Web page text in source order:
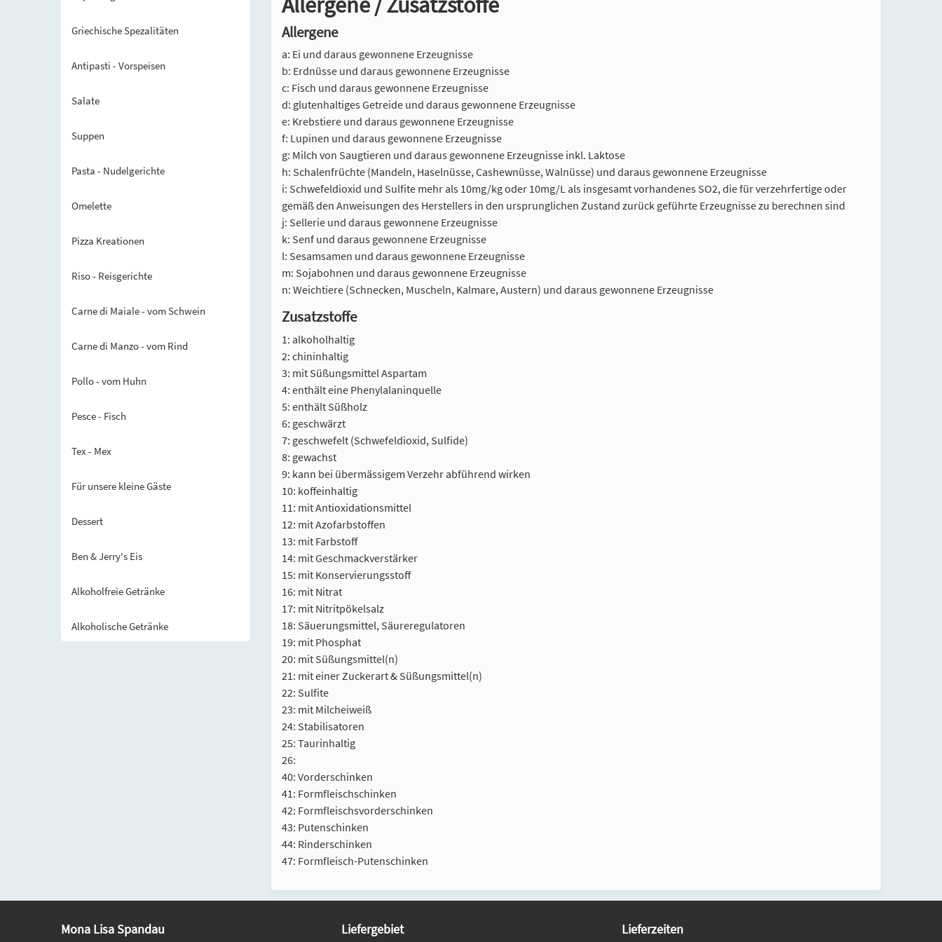
Griechische Spezalitäten
Antipasti - Vorspeisen
Salate
Suppen
Pasta - Nudelgerichte
Omelette
Pizza Kreationen
Riso - Reisgerichte
Carne di Maiale - vom Schwein
Carne di Manzo - vom Rind
Pollo - vom Huhn
Pesce - Fisch
Tex - Mex
Für unsere kleine Gäste
Dessert
Ben & Jerry's Eis
Alkoholfreie Getränke
Alkoholische Getränke
Allergene
a: Ei und daraus gewonnene Erzeugnisse
b: Erdnüsse und daraus gewonnene Erzeugnisse
c: Fisch und daraus gewonnene Erzeugnisse
d: glutenhaltiges Getreide und daraus gewonnene Erzeugnisse
e: Krebstiere und daraus gewonnene Erzeugnisse
f: Lupinen und daraus gewonnene Erzeugnisse
g: Milch von Saugtieren und daraus gewonnene Erzeugnisse inkl. Laktose
h: Schalenfrüchte (Mandeln, Haselnüsse, Cashewnüsse, Walnüsse) und daraus gewonnene Erzeugnisse
i: Schwefeldioxid und Sulfite mehr als 10mg/kg oder 10mg/L als insgesamt vorhandenes SO2, die für verzehrfertige oder
gemäß den Anweisungen des Herstellers in den ursprunglichen Zustand zurück geführte Erzeugnisse zu berechnen sind
j: Sellerie und daraus gewonnene Erzeugnisse
k: Senf und daraus gewonnene Erzeugnisse
l: Sesamsamen und daraus gewonnene Erzeugnisse
m: Sojabohnen und daraus gewonnene Erzeugnisse
n: Weichtiere (Schnecken, Muscheln, Kalmare, Austern) und daraus gewonnene Erzeugnisse
Zusatzstoffe
1: alkoholhaltig
2: chininhaltig
3: mit Süßungsmittel Aspartam
4: enthält eine Phenylalaninquelle
5: enthält Süßholz
6: geschwärzt
7: geschwefelt (Schwefeldioxid, Sulfide)
8: gewachst
9: kann bei übermässigem Verzehr abführend wirken
10: koffeinhaltig
11: mit Antioxidationsmittel
12: mit Azofarbstoffen
13: mit Farbstoff
14: mit Geschmackverstärker
15: mit Konservierungsstoff
16: mit Nitrat
17: mit Nitritpökelsalz
18: Säuerungsmittel, Säureregulatoren
19: mit Phosphat
20: mit Süßungsmittel(n)
21: mit einer Zuckerart & Süßungsmittel(n)
22: Sulfite
23: mit Milcheiweiß
24: Stabilisatoren
25: Taurinhaltig
26:
40: Vorderschinken
41: Formfleischschinken
42: Formfleischsvorderschinken
43: Putenschinken
44: Rinderschinken
47: Formfleisch-Putenschinken
Mona Lisa Spandau Liefergebiet Lieferzeiten